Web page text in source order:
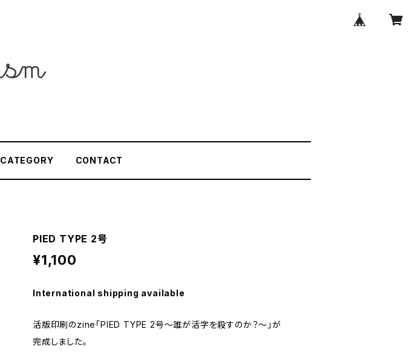
CATEGORY CONTACT
PIED TYPE 2号
¥1,100
International shipping available
活版印刷のzine「PIED TYPE 2号～誰が活字を殺すのか？～」が
完成しました。